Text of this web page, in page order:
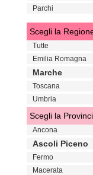
Parchi
Scegli la
Tutte
Emilia Romagna
Marche
Toscana
Umbria
Scegli la
Ancona
Ascoli Piceno
Fermo
Macerata